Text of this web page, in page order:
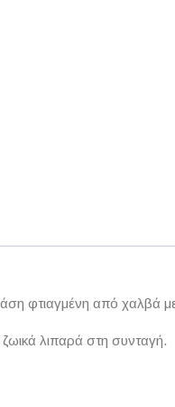
φτιαγμένη από χαλβά
λιπαρά στη συνταγή.